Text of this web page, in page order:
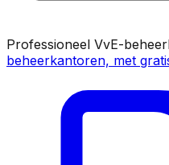
Professioneel VvE-
beheerkantoren, met